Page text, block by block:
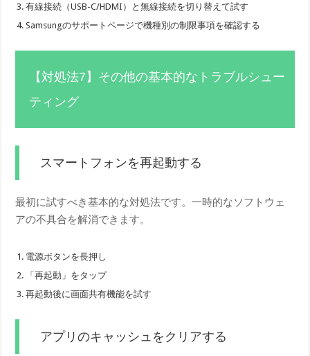
有線接続（USB-C/HDMI）と無線接続を切り替えて試す
Samsungのサポートページで機種別の制限事項を確認する
【対処法7】その他の基本的なトラブルシュー
ティング
スマートフォンを再起動する
最初に試すべき基本的な対処法です。一時的なソフトウェ
アの不具合を解消できます。
電源ボタンを長押し
「再起動」をタップ
再起動後に画面共有機能を試す
アプリのキャッシュをクリアする